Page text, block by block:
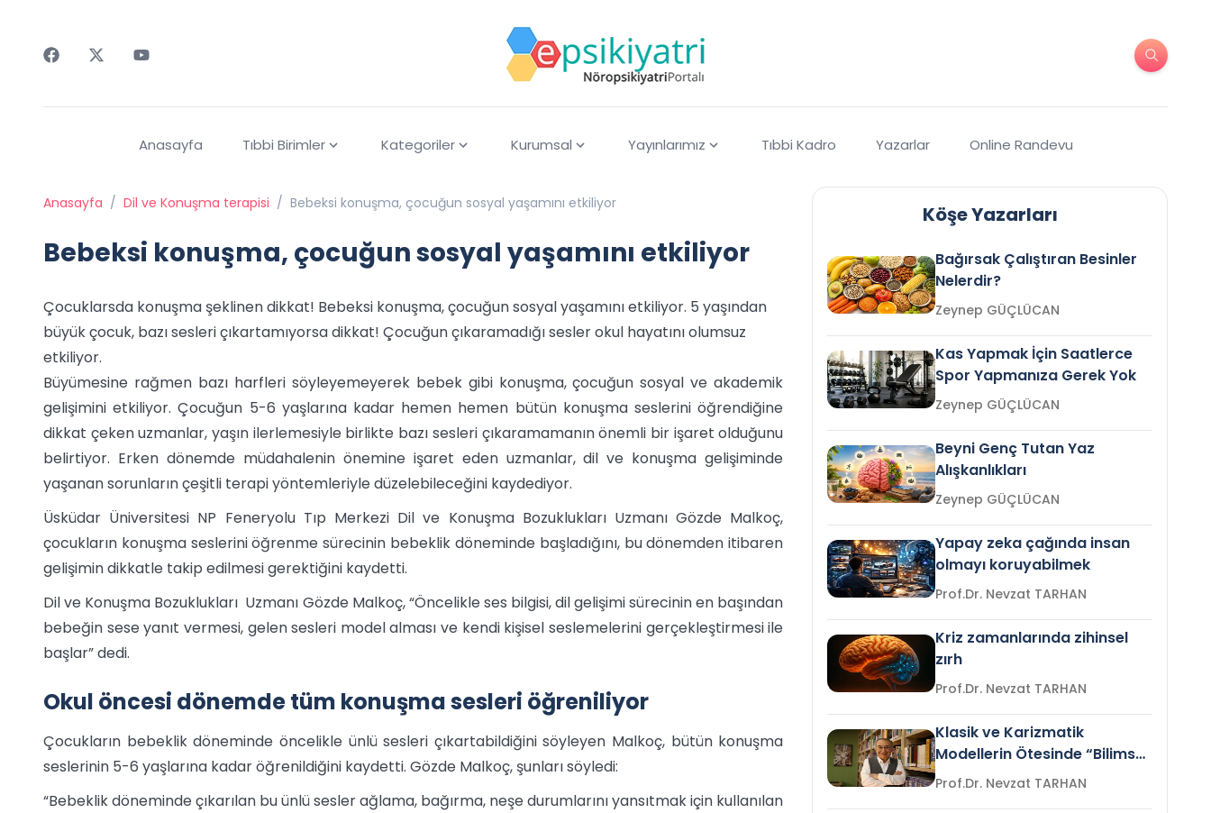
Anasayfa Tıbbi Birimler Kategoriler Kurumsal Yayınlarımız Tıbbi Kadro Yazarlar Online Randevu
Anasayfa / Dil ve Konuşma terapisi / Bebeksi konuşma, çocuğun sosyal yaşamını etkiliyor
Bebeksi konuşma, çocuğun sosyal yaşamını etkiliyor
Çocuklarsda konuşma şeklinen dikkat! Bebeksi konuşma, çocuğun sosyal yaşamını etkiliyor. 5 yaşından
büyük çocuk, bazı sesleri çıkartamıyorsa dikkat! Çocuğun çıkaramadığı sesler okul hayatını olumsuz
etkiliyor.
Büyümesine rağmen bazı harfleri söyleyemeyerek bebek gibi konuşma, çocuğun sosyal ve akademik
gelişimini etkiliyor. Çocuğun 5-6 yaşlarına kadar hemen hemen bütün konuşma seslerini öğrendiğine
dikkat çeken uzmanlar, yaşın ilerlemesiyle birlikte bazı sesleri çıkaramamanın önemli bir işaret olduğunu
belirtiyor. Erken dönemde müdahalenin önemine işaret eden uzmanlar, dil ve konuşma gelişiminde
yaşanan sorunların çeşitli terapi yöntemleriyle düzelebileceğini kaydediyor.
Üsküdar Üniversitesi NP Feneryolu Tıp Merkezi Dil ve Konuşma Bozuklukları Uzmanı Gözde Malkoç,
çocukların konuşma seslerini öğrenme sürecinin bebeklik döneminde başladığını, bu dönemden itibaren
gelişimin dikkatle takip edilmesi gerektiğini kaydetti.
Dil ve Konuşma Bozuklukları Uzmanı Gözde Malkoç, “Öncelikle ses bilgisi, dil gelişimi sürecinin en başından
bebeğin sese yanıt vermesi, gelen sesleri model alması ve kendi kişisel seslemelerini gerçekleştirmesi ile
başlar” dedi.
Okul öncesi dönemde tüm konuşma sesleri öğreniliyor
Çocukların bebeklik döneminde öncelikle ünlü sesleri çıkartabildiğini söyleyen Malkoç, bütün konuşma
seslerinin 5-6 yaşlarına kadar öğrenildiğini kaydetti. Gözde Malkoç, şunları söyledi:
“Bebeklik döneminde çıkarılan bu ünlü sesler ağlama, bağırma, neşe durumlarını yansıtmak için kullanılan
Köşe Yazarları
Bağırsak Çalıştıran Besinler
Nelerdir?
Zeynep GÜÇLÜCAN
Kas Yapmak İçin Saatlerce
Spor Yapmanıza Gerek Yok
Zeynep GÜÇLÜCAN
Beyni Genç Tutan Yaz
Alışkanlıkları
Zeynep GÜÇLÜCAN
Yapay zeka çağında insan
olmayı koruyabilmek
Prof.Dr. Nevzat TARHAN
Kriz zamanlarında zihinsel
zırh
Prof.Dr. Nevzat TARHAN
Klasik ve Karizmatik
Modellerin Ötesinde “Bilimsel
Liderlik”
Prof.Dr. Nevzat TARHAN